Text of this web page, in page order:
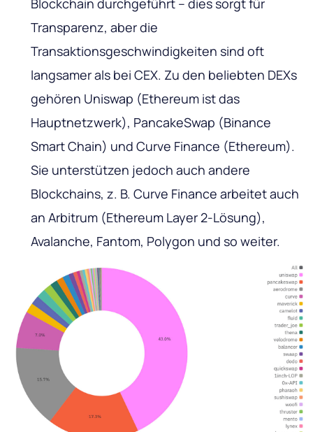
Transparenz, aber die
Transaktionsgeschwindigkeiten sind oft
langsamer als bei CEX. Zu den beliebten DEXs
gehören Uniswap (Ethereum ist das
Hauptnetzwerk), PancakeSwap (Binance
Smart Chain) und Curve Finance (Ethereum).
Sie unterstützen jedoch auch andere
Blockchains, z. B. Curve Finance arbeitet auch
an Arbitrum (Ethereum Layer 2-Lösung),
Avalanche, Fantom, Polygon und so weiter.